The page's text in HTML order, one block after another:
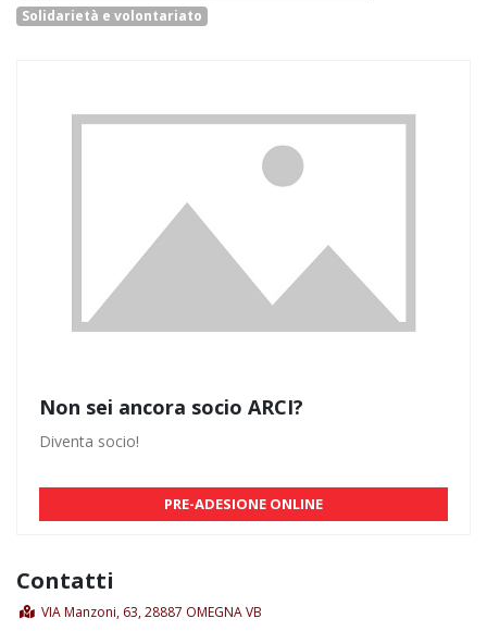
Solidarietà e volontariato
Non sei ancora socio ARCI?
Diventa socio!
PRE-ADESIONE ONLINE
Contatti
VIA Manzoni, 63, 28887 OMEGNA VB